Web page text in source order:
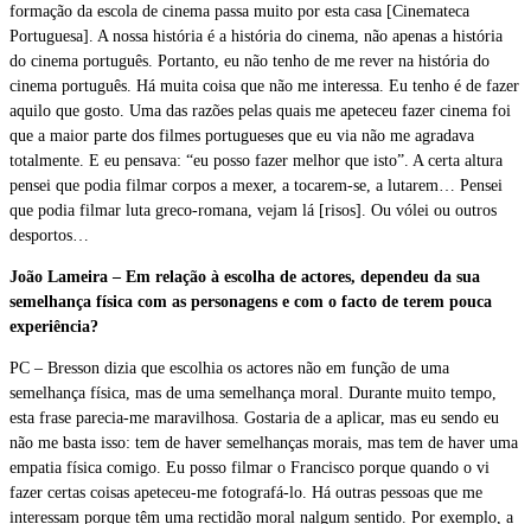
formação da escola de cinema passa muito por esta casa [Cinemateca
Portuguesa]. A nossa história é a história do cinema, não apenas a história
do cinema português. Portanto, eu não tenho de me rever na história do
cinema português. Há muita coisa que não me interessa. Eu tenho é de fazer
aquilo que gosto. Uma das razões pelas quais me apeteceu fazer cinema foi
que a maior parte dos filmes portugueses que eu via não me agradava
totalmente. E eu pensava: “eu posso fazer melhor que isto”. A certa altura
pensei que podia filmar corpos a mexer, a tocarem-se, a lutarem… Pensei
que podia filmar luta greco-romana, vejam lá [risos]. Ou vólei ou outros
desportos…
João Lameira – Em relação à escolha de actores, dependeu da sua
semelhança física com as personagens e com o facto de terem pouca
experiência?
PC – Bresson dizia que escolhia os actores não em função de uma
semelhança física, mas de uma semelhança moral. Durante muito tempo,
esta frase parecia-me maravilhosa. Gostaria de a aplicar, mas eu sendo eu
não me basta isso: tem de haver semelhanças morais, mas tem de haver uma
empatia física comigo. Eu posso filmar o Francisco porque quando o vi
fazer certas coisas apeteceu-me fotografá-lo. Há outras pessoas que me
interessam porque têm uma rectidão moral nalgum sentido. Por exemplo, a